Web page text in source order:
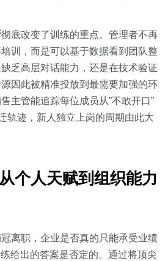
彻底改变了训练的重点。管理者不再
训，而是可以基于数据看到团队整
乏高层对话能力，还是在技术验证
因此被精准投放到最需要加强的环
主管能追踪每位成员从”不敢开口”
轨迹，新人独立上岗的周期由此大
个人天赋到组织能力
离职，企业是否真的只能承受业绩
给出的答案是否定的。通过将顶尖